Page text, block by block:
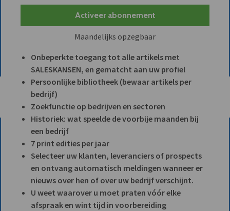
Activeer abonnement
Maandelijks opzegbaar
Onbeperkte toegang tot alle artikels met
SALESKANSEN, en gematcht aan uw profiel
Persoonlijke bibliotheek (bewaar artikels per
bedrijf)
Zoekfunctie op bedrijven en sectoren
Historiek: wat speelde de voorbije maanden bij
een bedrijf
7 print edities per jaar
Selecteer uw klanten, leveranciers of prospects
en ontvang automatisch meldingen wanneer er
nieuws over hen of over uw bedrijf verschijnt.
U weet waarover u moet praten vóór elke
afspraak en wint tijd in voorbereiding